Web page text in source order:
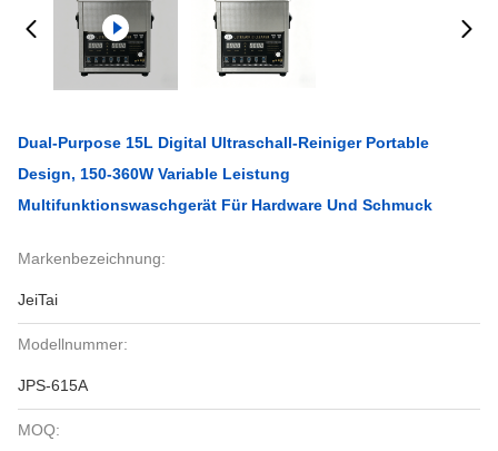
Dual-Purpose 15L Digital Ultraschall-Reiniger Portable
Design, 150-360W Variable Leistung
Multifunktionswaschgerät Für Hardware Und Schmuck
Markenbezeichnung:
JeiTai
Modellnummer:
JPS-615A
MOQ: